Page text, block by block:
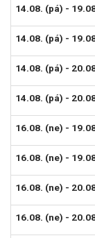
14.08. (pá) -
14.08. (pá) -
14.08. (pá) -
14.08. (pá) -
16.08. (ne) -
16.08. (ne) -
16.08. (ne) -
16.08. (ne) -